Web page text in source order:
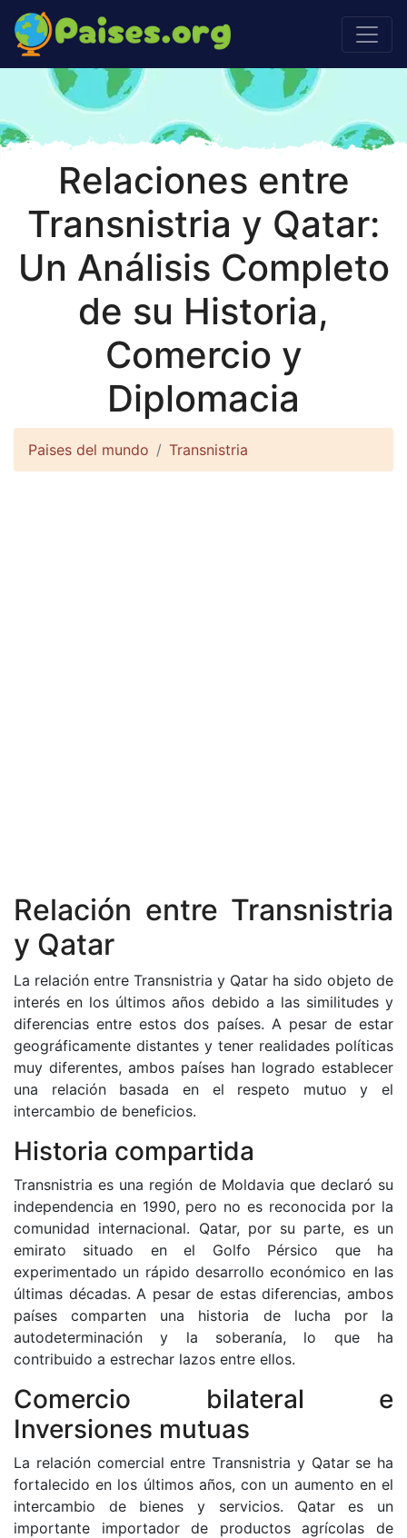
Relaciones entre
Transnistria y Qatar:
Un Análisis Completo
de su Historia,
Comercio y
Diplomacia
Paises del mundo Transnistria
Relación entre Transnistria
y Qatar
La relación entre Transnistria y Qatar ha sido objeto de
interés en los últimos años debido a las similitudes y
diferencias entre estos dos países. A pesar de estar
geográficamente distantes y tener realidades políticas
muy diferentes, ambos países han logrado establecer
una relación basada en el respeto mutuo y el
intercambio de beneficios.
Historia compartida
Transnistria es una región de Moldavia que declaró su
independencia en 1990, pero no es reconocida por la
comunidad internacional. Qatar, por su parte, es un
emirato situado en el Golfo Pérsico que ha
experimentado un rápido desarrollo económico en las
últimas décadas. A pesar de estas diferencias, ambos
países comparten una historia de lucha por la
autodeterminación y la soberanía, lo que ha
contribuido a estrechar lazos entre ellos.
Comercio bilateral e
Inversiones mutuas
La relación comercial entre Transnistria y Qatar se ha
fortalecido en los últimos años, con un aumento en el
intercambio de bienes y servicios. Qatar es un
importante importador de productos agrícolas de